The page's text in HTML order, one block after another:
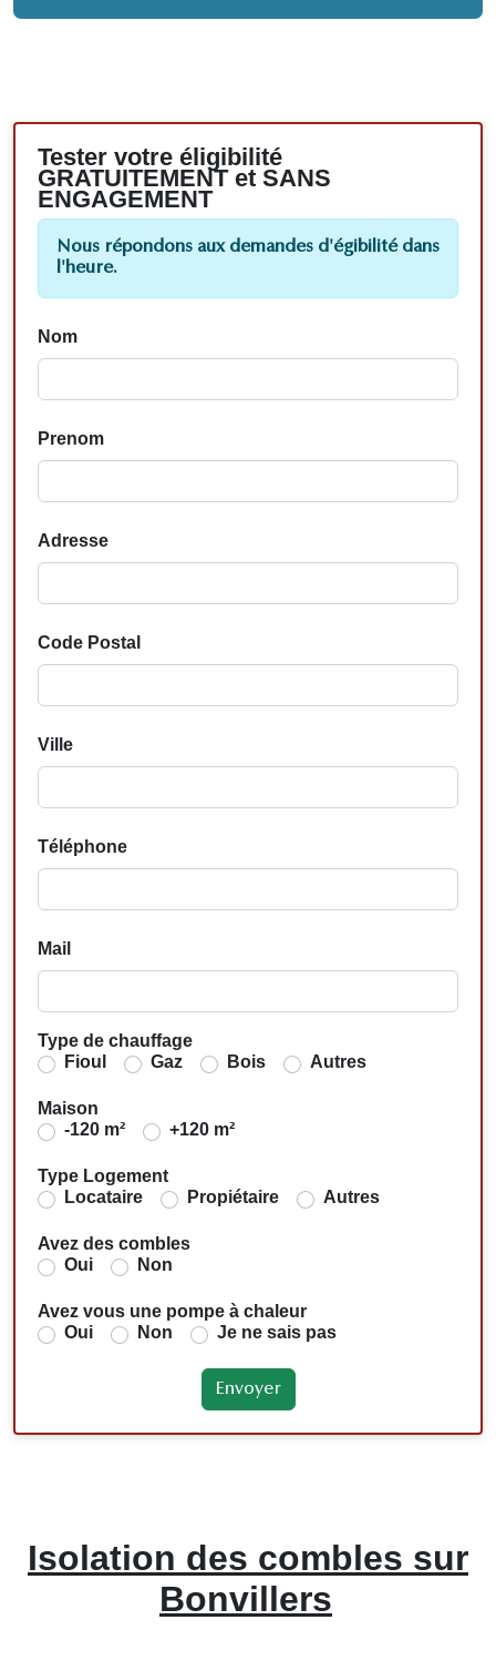
Tester votre éligibilité
GRATUITEMENT et SANS
ENGAGEMENT
Nous répondons aux demandes d'égibilité dans
l'heure.
Nom
Prenom
Adresse
Code Postal
Ville
Téléphone
Mail
Type de chauffage
Fioul
Gaz Bois Autres
Maison
-120 m²
+120 m²
Type Logement
Locataire
Propiétaire Autres
Avez des combles
Oui
Non
Avez vous une pompe à chaleur
Oui
Non Je ne sais pas
Isolation des combles sur
Bonvillers